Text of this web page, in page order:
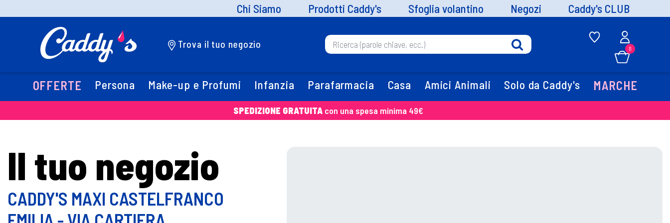
Chi Siamo Prodotti Caddy's Sfoglia volantino Negozi Caddy's CLUB
Trova il tuo negozio 0
OFFERTE Persona Make-up e Profumi Infanzia Parafarmacia Casa Amici Animali Solo da Caddy's MARCHE
SPEDIZIONE GRATUITA con una spesa minima 49€
Il tuo negozio
CADDY'S MAXI CASTELFRANCO